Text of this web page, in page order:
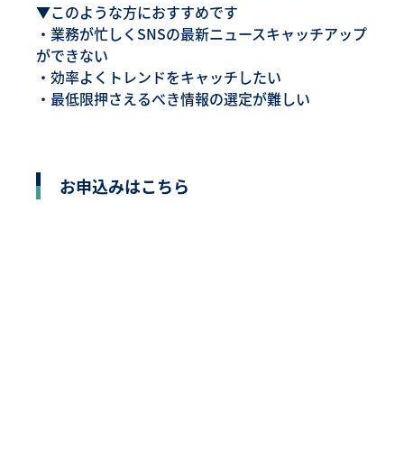
▼このような方におすすめです
・業務が忙しくSNSの最新ニュースキャッチアップ
ができない
・効率よくトレンドをキャッチしたい
・最低限押さえるべき情報の選定が難しい
お申込みはこちら